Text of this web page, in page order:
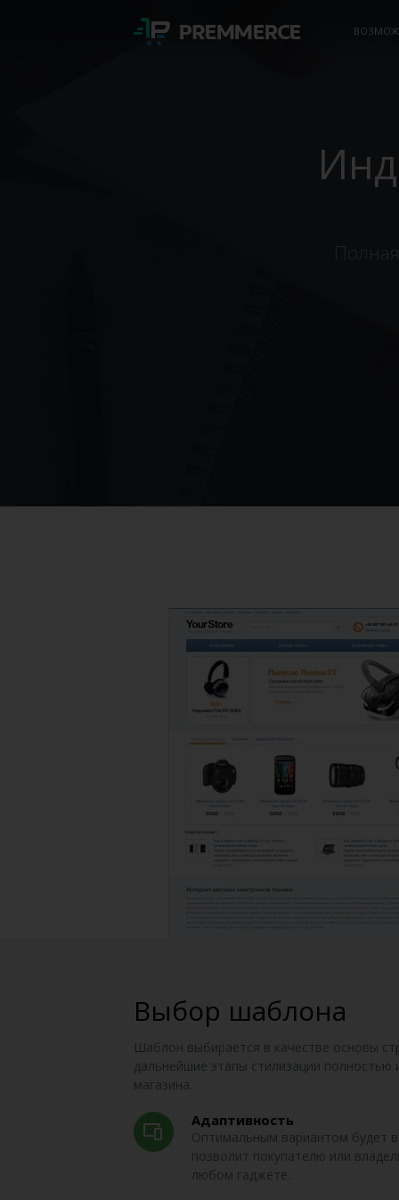
Выбор шаблона
Шаблон выбирается в качестве основы
дальнейшие этапы стилизации
магазина.
Адаптивность
Оптимальным вариантом будет
позволит покупателю или
любом гаджете.